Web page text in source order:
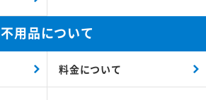
不用品について
料金について